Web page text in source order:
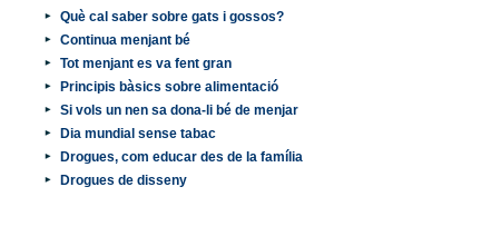
Què cal saber sobre gats i gossos?
Continua menjant bé
Tot menjant es va fent gran
Principis bàsics sobre alimentació
Si vols un nen sa dona-li bé de menjar
Dia mundial sense tabac
Drogues, com educar des de la família
Drogues de disseny